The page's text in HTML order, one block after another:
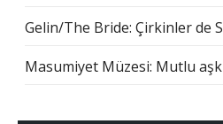
Gelin/The Bride: Çirkinler de
Masumiyet Müzesi: Mutlu